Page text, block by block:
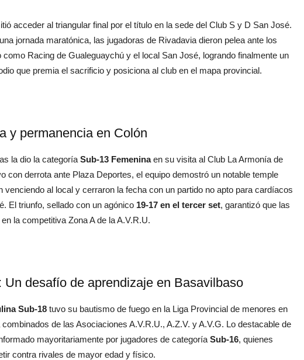
acceder al triangular final por el título en la sede del Club S y D San José.
jornada maratónica, las jugadoras de Rivadavia dieron pelea ante los
Racing de Gualeguaychú y el local San José, logrando finalmente un
que premia el sacrificio y posiciona al club en el mapa provincial.
y permanencia en Colón
la dio la categoría Sub-13 Femeninaen su visita al Club La Armonía de
con derrota ante Plaza Deportes, el equipo demostró un notable temple
venciendo al local y cerraron la fecha con un partido no apto para cardíacos
El triunfo, sellado con un agónico 19-17 en el tercer set, garantizó que las
la competitiva Zona A de la A.V.R.U.
Un desafío de aprendizaje en Basavilbaso
Sub-18 tuvo su bautismo de fuego en la Liga Provincial de menores en
de las Asociaciones A.V.R.U., A.Z.V. y A.V.G. Lo destacable de
mayoritariamente por jugadores de categoría Sub-16, quienes
contra rivales de mayor edad y físico.